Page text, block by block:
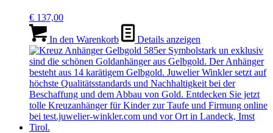
€ 137,00
In den Warenkorb Details anzeigen